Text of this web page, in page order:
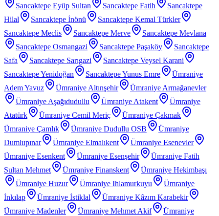
Sancaktepe Eyüp Sultan
Sancaktepe Fatih
Sancaktepe
Hilal
Sancaktepe İnönü
Sancaktepe Kemal Türkler
Sancaktepe Meclis
Sancaktepe Merve
Sancaktepe Mevlana
Sancaktepe Osmangazi
Sancaktepe Paşaköy
Sancaktepe
Safa
Sancaktepe Sarıgazi
Sancaktepe Veysel Karani
Sancaktepe Yenidoğan
Sancaktepe Yunus Emre
Ümraniye
Adem Yavuz
Ümraniye Altınşehir
Ümraniye Armağanevler
Ümraniye Aşağıdudullu
Ümraniye Atakent
Ümraniye
Atatürk
Ümraniye Cemil Meriç
Ümraniye Çakmak
Ümraniye Çamlık
Ümraniye Dudullu OSB
Ümraniye
Dumlupınar
Ümraniye Elmalıkent
Ümraniye Esenevler
Ümraniye Esenkent
Ümraniye Esenşehir
Ümraniye Fatih
Sultan Mehmet
Ümraniye Finanskent
Ümraniye Hekimbaşı
Ümraniye Huzur
Ümraniye Ihlamurkuyu
Ümraniye
İnkılap
Ümraniye İstiklal
Ümraniye Kâzım Karabekir
Ümraniye Madenler
Ümraniye Mehmet Akif
Ümraniye